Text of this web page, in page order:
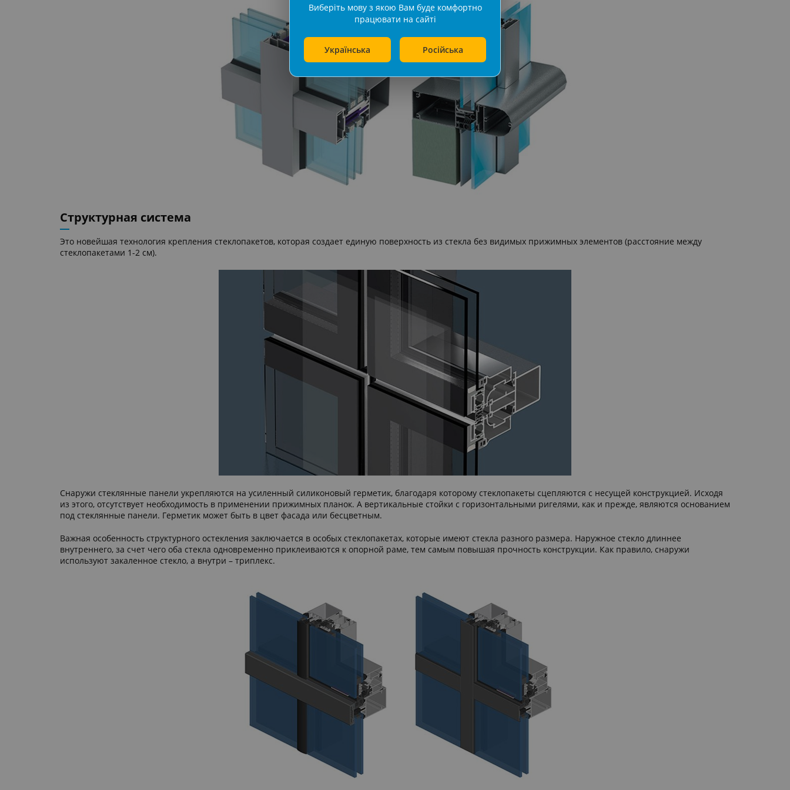
Структурная система
Это новейшая технология крепления стеклопакетов, которая создает единую поверхность из стекла без видимых прижимных элементов (расстояние между
стеклопакетами 1-2 см).
Снаружи стеклянные панели укрепляются на усиленный силиконовый герметик, благодаря которому стеклопакеты сцепляются с несущей конструкцией. Исходя
из этого, отсутствует необходимость в применении прижимных планок. А вертикальные стойки с горизонтальными ригелями, как и прежде, являются основанием
под стеклянные панели. Герметик может быть в цвет фасада или бесцветным.
Важная особенность структурного остекления заключается в особых стеклопакетах, которые имеют стекла разного размера. Наружное стекло длиннее
внутреннего, за счет чего оба стекла одновременно приклеиваются к опорной раме, тем самым повышая прочность конструкции. Как правило, снаружи
используют закаленное стекло, а внутри – триплекс.
Виберіть мову з якою Вам буде комфортно
працювати на сайті
Українська Російська